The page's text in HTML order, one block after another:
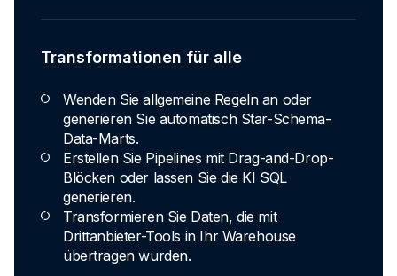
Transformationen für alle
Wenden Sie allgemeine Regeln an oder
generieren Sie automatisch Star-Schema-
Data-Marts.
Erstellen Sie Pipelines mit Drag-and-Drop-
Blöcken oder lassen Sie die KI SQL
generieren.
Transformieren Sie Daten, die mit
Drittanbieter-Tools in Ihr Warehouse
übertragen wurden.